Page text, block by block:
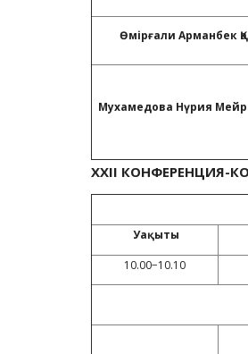
Өмірғали Арманбек
Мухамедова Нүрия
XXII КОНФЕРЕНЦИЯ-
Уақыты
10.00−10.10